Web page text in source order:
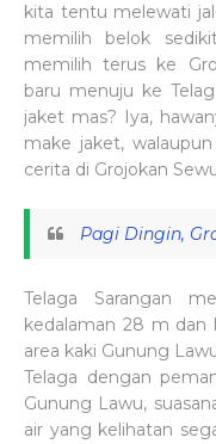
kita tentu melewati
memilih belok
memilih terus ke
baru menuju ke
jaket mas? Iya,
make jaket,
cerita di Grojokan
Pagi Dingin,
Telaga Sarangan
kedalaman 28 m dan
area kaki Gunung
Telaga dengan
Gunung Lawu,
air yang kelihatan